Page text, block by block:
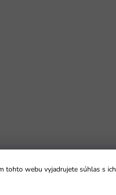
tohto webu vyjadrujete súhlas s ich